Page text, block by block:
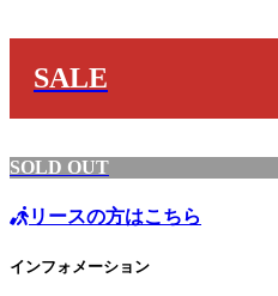
SALE
SOLD OUT
リースの方はこちら
インフォメーション